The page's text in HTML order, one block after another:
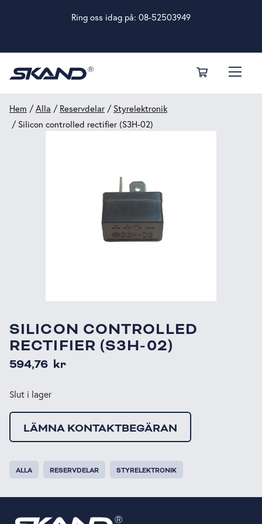
Ring oss idag på: 08-52503949
Hem /Alla / Reservdelar / Styrelektronik
/ Silicon controlled rectifier (S3H-02)
SILICON CONTROLLED
RECTIFIER (S3H-02)
594,76 kr
Slut i lager
LÄMNA KONTAKTBEGÄRAN
ALLA RESERVDELAR STYRELEKTRONIK